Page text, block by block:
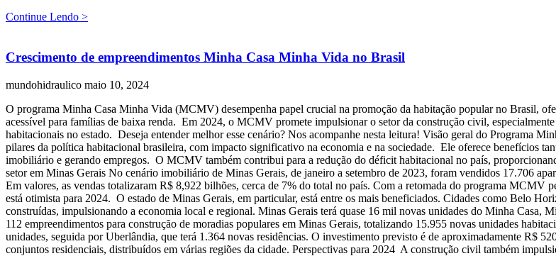
Continue Lendo >
Crescimento de empreendimentos Minha Casa Minha Vida no Brasil
mundohidraulico maio 10, 2024
O programa Minha Casa Minha Vida (MCMV) desempenha papel crucial na promoção da habitação popular no Brasil,
acessível para famílias de baixa renda. Em 2024, o MCMV promete impulsionar o setor da construção civil,
habitacionais no estado. Deseja entender melhor esse cenário? Nos acompanhe nesta leitura! Visão geral do Programa
pilares da política habitacional brasileira, com impacto significativo na economia e na sociedade. Ele oferece benefícios
imobiliário e gerando empregos. O MCMV também contribui para a redução do déficit habitacional no país,
setor em Minas Gerais No cenário imobiliário de Minas Gerais, de janeiro a setembro de 2023, foram vendidos 17.706
Em valores, as vendas totalizaram R$ 8,922 bilhões, cerca de 7% do total no país. Com a retomada do programa
está otimista para 2024. O estado de Minas Gerais, em particular, está entre os mais beneficiados. Cidades como Belo
construídas, impulsionando a economia local e regional. Minas Gerais terá quase 16 mil novas unidades do Minha Casa,
112 empreendimentos para construção de moradias populares em Minas Gerais, totalizando 15.955 novas unidades
unidades, seguida por Uberlândia, que terá 1.364 novas residências. O investimento previsto é de aproximadamente R$
conjuntos residenciais, distribuídos em várias regiões da cidade. Perspectivas para 2024 A construção civil também